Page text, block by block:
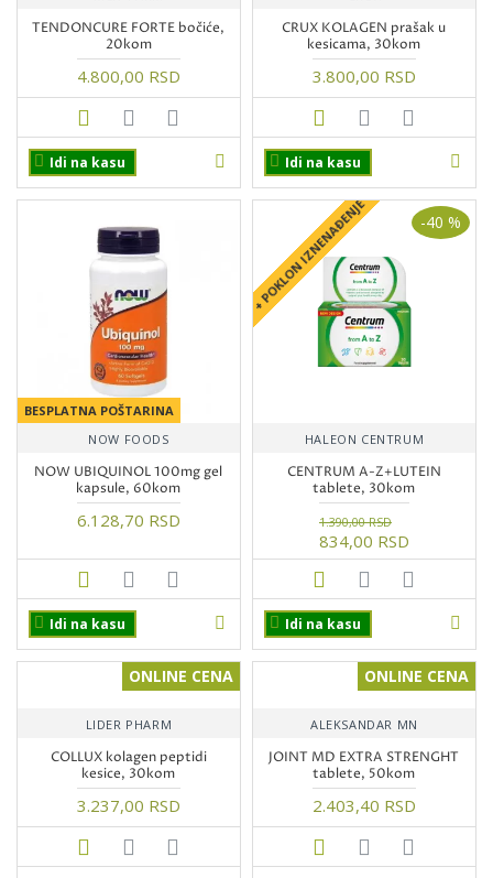
TENDONCURE FORTE bočiće,
20kom
4.800,00 RSD
Idi na kasu
CRUX KOLAGEN prašak u
kesicama, 30kom
3.800,00 RSD
Idi na kasu
BESPLATNA POŠTARINA
NOW FOODS
NOW UBIQUINOL 100mg gel
kapsule, 60kom
6.128,70 RSD
Idi na kasu
+ POKLON IZNENAĐENJE -40 %
HALEON CENTRUM
CENTRUM A-Z+LUTEIN
tablete, 30kom
834,00 RSD
1.390,00 RSD
Idi na kasu
ONLINE CENA
LIDER PHARM
COLLUX kolagen peptidi
kesice, 30kom
3.237,00 RSD
ONLINE CENA
ALEKSANDAR MN
JOINT MD EXTRA STRENGHT
tablete, 50kom
2.403,40 RSD